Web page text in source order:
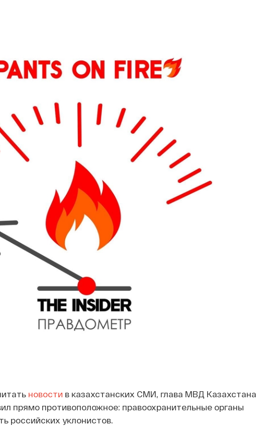
новости в казахстанских СМИ, глава МВД Казахстана
прямо противоположное: правоохранительные органы
российских уклонистов.